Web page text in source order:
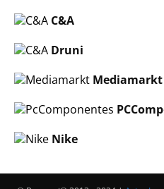
C&A
Druni
Mediamarkt
Nike